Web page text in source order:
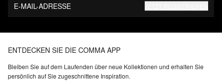
E-MAIL-ADRESSE
ENTDECKEN SIE DIE COMMA APP
Bleiben Sie auf dem Laufenden über neue Kollektionen und erhalten Sie
persönlich auf Sie zugeschnittene Inspiration.